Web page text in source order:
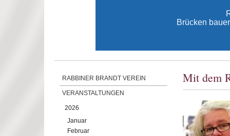
Brücken
RABBINER BRANDT VEREIN
VERANSTALTUNGEN
2026
Januar
Februar
Mit dem